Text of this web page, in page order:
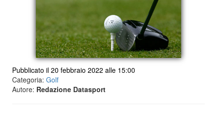
Pubblicato il 20 febbraio 2022 alle 15:00
Categoria: Golf
Autore: Redazione Datasport